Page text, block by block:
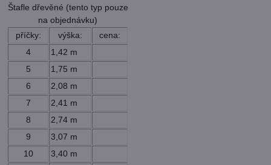
příčky: výška: cena:
Štafle dřevěné (tento typ pouze
na objednávku)
4
1,42 m
5
1,75 m
6
2,08 m
7
2,41 m
8
2,74 m
9
3,07 m
10
3,40 m